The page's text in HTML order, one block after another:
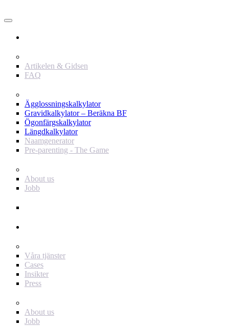
Artikelen & Gidsen
FAQ
Ägglossningskalkylator
Gravidkalkylator – Beräkna BF
Ögonfärgskalkylator
Längdkalkylator
Naamgenerator
Pre-parenting - The Game
About us
Jobb
Våra tjänster
Cases
Insikter
Press
About us
Jobb